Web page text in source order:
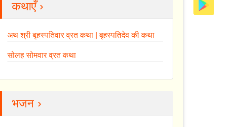
कथाएँ ›
अथ श्री बृहस्पतिवार व्रत कथा | बृहस्पतिदेव की कथा
सोलह सोमवार व्रत कथा
भजन ›